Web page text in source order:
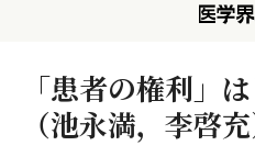
「患者の権利」
（池永満，李啓充